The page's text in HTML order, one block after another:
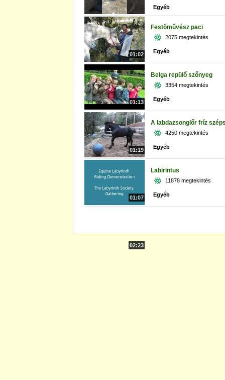
01:02
Egyéb
01:13
Festőművész paci
2075 megtekintés
Egyéb
01:19
Belga repülő szőnyeg
3354 megtekintés
Egyéb
01:07
A labdazsonglőr fríz
4250 megtekintés
Egyéb
02:23
Labirintus
11878 megtekintés
Egyéb